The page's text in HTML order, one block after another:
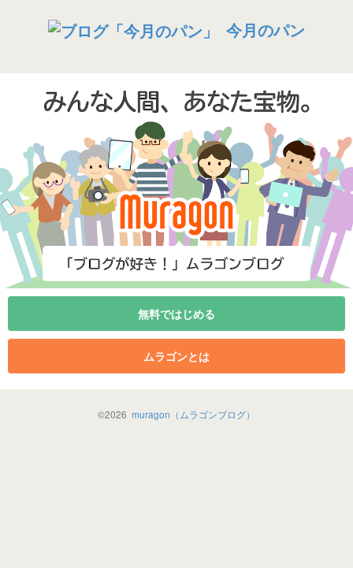
今月のパン
無料ではじめる
ムラゴンとは
©2026 muragon（ムラゴンブログ）